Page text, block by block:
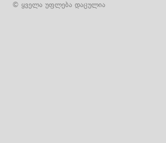
© ყველა უფლება დაცულია